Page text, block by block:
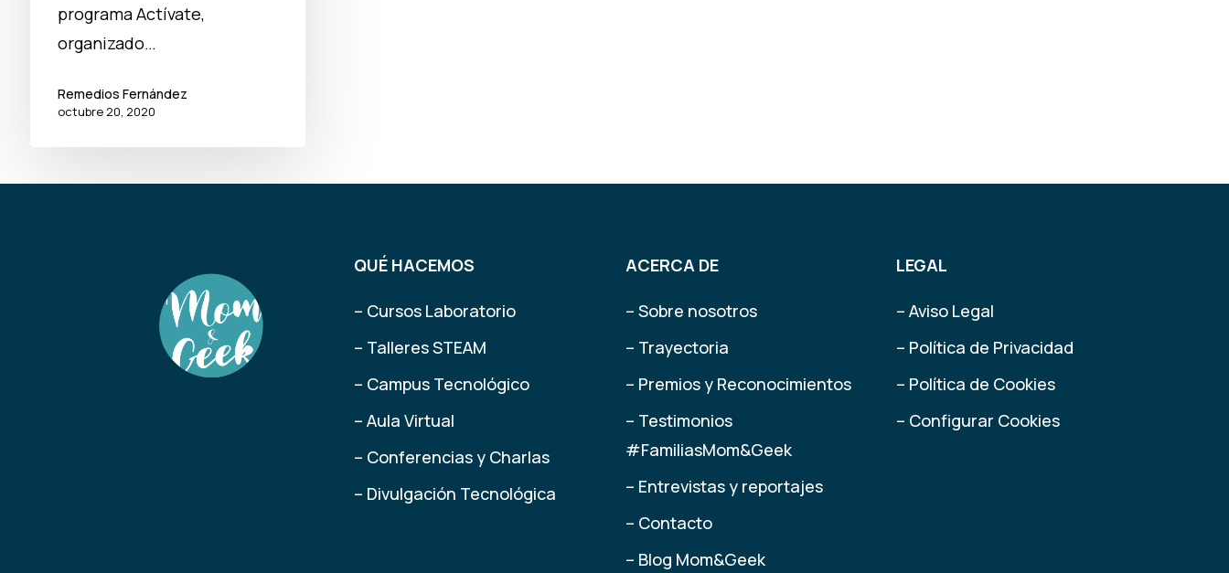
programa Actívate,
organizado…
Remedios Fernández
octubre 20, 2020
QUÉ HACEMOS
– Cursos Laboratorio
– Talleres STEAM
– Campus Tecnológico
– Aula Virtual
– Conferencias y Charlas
– Divulgación Tecnológica
ACERCA DE
– Sobre nosotros
– Trayectoria
– Premios y Reconocimientos
– Testimonios
#FamiliasMom&Geek
– Entrevistas y reportajes
– Contacto
– Blog Mom&Geek
LEGAL
– Aviso Legal
– Política de Privacidad
– Política de Cookies
– Configurar Cookies